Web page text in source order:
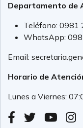
Departamento de
Teléfono: 0981
WhatsApp:
Email:
Horario de
Lunes a Viernes: